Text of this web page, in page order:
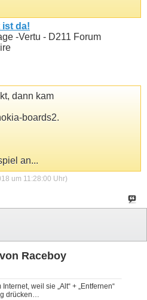
ist da!
-Vertu - D211 Forum
dann kam
boards2.
an...
um 11:28:00 Uhr)
Raceboy
weil sie „Alt“ + „Entfernen“
drücken…